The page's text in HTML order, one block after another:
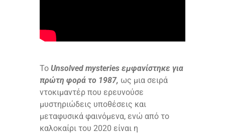
Το Unsolved mysteries εμφανίστηκε για
πρώτη φορά το 1987, ως μια σειρά
ντοκιμαντέρ που ερευνούσε
μυστηριώδεις υποθέσεις και
μεταφυσικά φαινόμενα, ενώ από το
καλοκαίρι του 2020 είναι η